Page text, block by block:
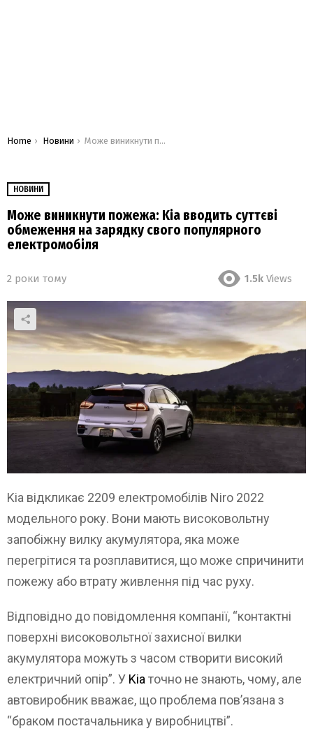
You are here:
Home Новини Може виникнути пожежа: Kia вводить суттєві обмеження на зарядку свого популярного електромобіля
НОВИНИ
Може виникнути пожежа: Kia вводить суттєві
обмеження на зарядку свого популярного
електромобіля
2 роки тому 1.5k Views
Kia відкликає 2209 електромобілів Niro 2022
модельного року. Вони мають високовольтну
запобіжну вилку акумулятора, яка може
перегрітися та розплавитися, що може спричинити
пожежу або втрату живлення під час руху.
Відповідно до повідомлення компанії, “контактні
поверхні високовольтної захисної вилки
акумулятора можуть з часом створити високий
електричний опір”. У Kiaточно не знають, чому, але
автовиробник вважає, що проблема пов’язана з
“браком постачальника у виробництві”.